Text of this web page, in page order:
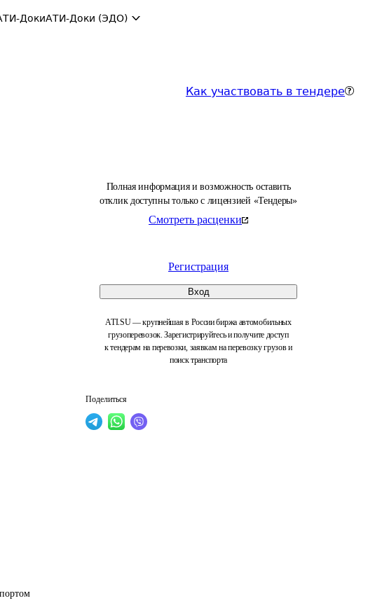
ДокиАТИ-Доки (ЭДО)
Как участвовать в тендере
Полная информация и возможность оставить
отклик доступны только с лицензией «Тендеры»
Смотреть расценки
Регистрация
Вход
ATI.SU — крупнейшая в России биржа автомобильных
грузоперевозок. Зарегистрируйтесь и получите доступ
к тендерам на перевозки, заявкам на перевозку грузов и
поиск транспорта
Поделиться